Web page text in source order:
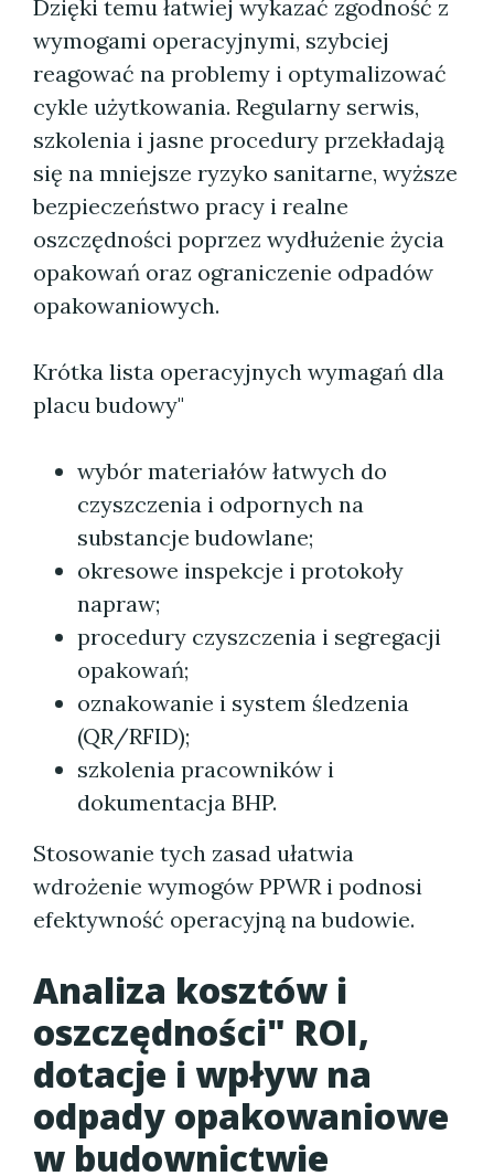
Dzięki temu łatwiej wykazać zgodność z
wymogami operacyjnymi, szybciej
reagować na problemy i optymalizować
cykle użytkowania. Regularny serwis,
szkolenia i jasne procedury przekładają
się na mniejsze ryzyko sanitarne, wyższe
bezpieczeństwo pracy i realne
oszczędności poprzez wydłużenie życia
opakowań oraz ograniczenie odpadów
opakowaniowych.
Krótka lista operacyjnych wymagań dla
placu budowy"
wybór materiałów łatwych do
czyszczenia i odpornych na
substancje budowlane;
okresowe inspekcje i protokoły
napraw;
procedury czyszczenia i segregacji
opakowań;
oznakowanie i system śledzenia
(QR/RFID);
szkolenia pracowników i
dokumentacja BHP.
Stosowanie tych zasad ułatwia
wdrożenie wymogów PPWR i podnosi
efektywność operacyjną na budowie.
Analiza kosztów i
oszczędności" ROI,
dotacje i wpływ na
odpady opakowaniowe
w budownictwie